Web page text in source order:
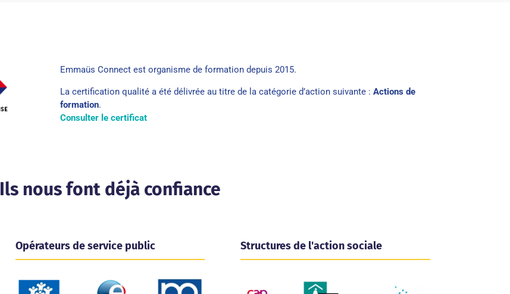
Emmaüs Connect est organisme de formation depuis 2015.
La certification qualité a été délivrée au titre de la catégorie d’action suivante :Actions de
formation.
Consulter le certificat
Ils nous font déjà confiance
Opérateurs de service public Structures de l'action sociale